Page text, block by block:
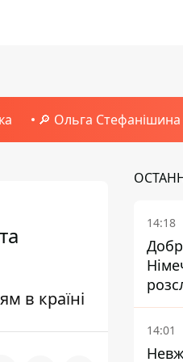
🔎 Ольга Стефанішина
в країні
14:18
14:01